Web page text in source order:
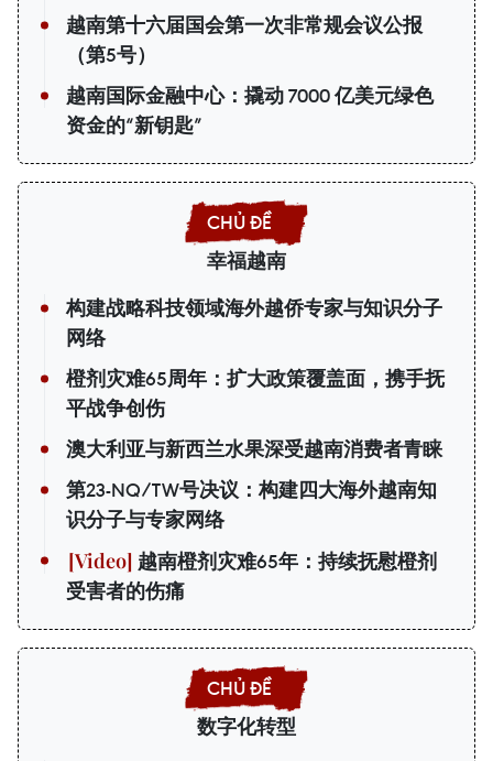
越南第十六届国会第一次非常规会议公报
（第5号）
越南国际金融中心：撬动 7000 亿美元绿色
资金的“新钥匙”
幸福越南
构建战略科技领域海外越侨专家与知识分子
网络
橙剂灾难65周年：扩大政策覆盖面，携手抚
平战争创伤
澳大利亚与新西兰水果深受越南消费者青睐
第23-NQ/TW号决议：构建四大海外越南知
识分子与专家网络
越南橙剂灾难65年：持续抚慰橙剂
受害者的伤痛
数字化转型